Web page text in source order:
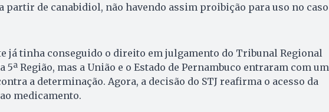
partir de canabidiol, não havendo assim proibição para uso no caso
já tinha conseguido o direito em julgamento do Tribunal Regional
5ª Região, mas a União e o Estado de Pernambuco entraram com um
a determinação. Agora, a decisão do STJ reafirma o acesso da
medicamento.